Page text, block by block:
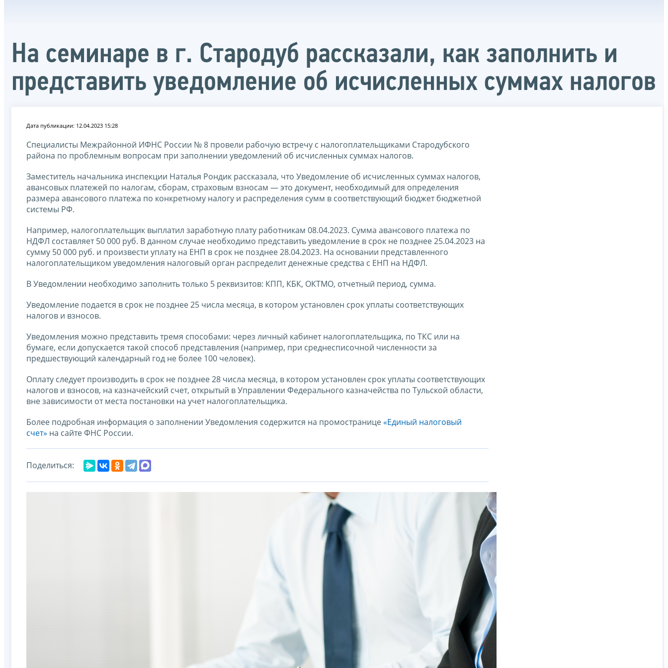
На семинаре в г. Стародуб рассказали, как заполнить и
представить уведомление об исчисленных суммах налогов
Дата публикации: 12.04.2023 15:28
Специалисты Межрайонной ИФНС России № 8 провели рабочую встречу с налогоплательщиками Стародубского
района по проблемным вопросам при заполнении уведомлений об исчисленных суммах налогов.
Заместитель начальника инспекции Наталья Рондик рассказала, что Уведомление об исчисленных суммах налогов,
авансовых платежей по налогам, сборам, страховым взносам — это документ, необходимый для определения
размера авансового платежа по конкретному налогу и распределения сумм в соответствующий бюджет бюджетной
системы РФ.
Например, налогоплательщик выплатил заработную плату работникам 08.04.2023. Сумма авансового платежа по
НДФЛ составляет 50 000 руб. В данном случае необходимо представить уведомление в срок не позднее 25.04.2023 на
сумму 50 000 руб. и произвести уплату на ЕНП в срок не позднее 28.04.2023. На основании представленного
налогоплательщиком уведомления налоговый орган распределит денежные средства с ЕНП на НДФЛ.
В Уведомлении необходимо заполнить только 5 реквизитов: КПП, КБК, ОКТМО, отчетный период, сумма.
Уведомление подается в срок не позднее 25 числа месяца, в котором установлен срок уплаты соответствующих
налогов и взносов.
Уведомления можно представить тремя способами: через личный кабинет налогоплательщика, по ТКС или на
бумаге, если допускается такой способ представления (например, при среднесписочной численности за
предшествующий календарный год не более 100 человек).
Оплату следует производить в срок не позднее 28 числа месяца, в котором установлен срок уплаты соответствующих
налогов и взносов, на казначейский счет, открытый в Управлении Федерального казначейства по Тульской области,
вне зависимости от места постановки на учет налогоплательщика.
Более подробная информация о заполнении Уведомления содержится на промостранице«Единый налоговый
счет» на сайте ФНС России.
Поделиться: